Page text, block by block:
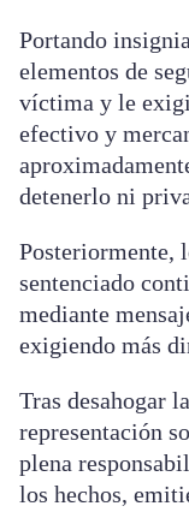
Portando
elementos de
víctima y le
efectivo y
detenerlo ni
Posteriormente,
sentenciado
mediante
exigiendo más
Tras desahogar
representación
plena
los hechos,